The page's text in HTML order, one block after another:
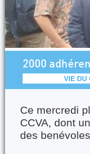
2000
VIE DU
Ce mercredi
CCVA, dont
des